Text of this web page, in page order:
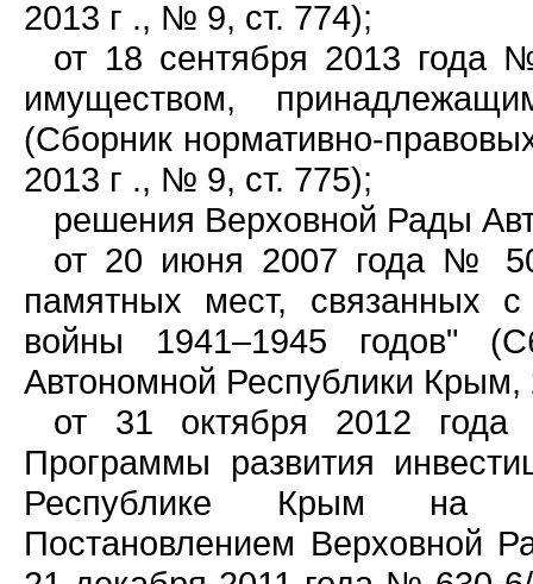
2013 г ., № 9, ст. 774);
от 18 сентября 2013 года
имуществом,
(Сборник нормативно-
2013 г ., № 9, ст. 775);
решения Верховной Рады
от 20 июня 2007 года №
памятных мест, связанных
войны 1941–1945 годов"
Автономной Республики
от 31 октября 2012
Программы развития
Республике Крым на
Постановлением Верховной